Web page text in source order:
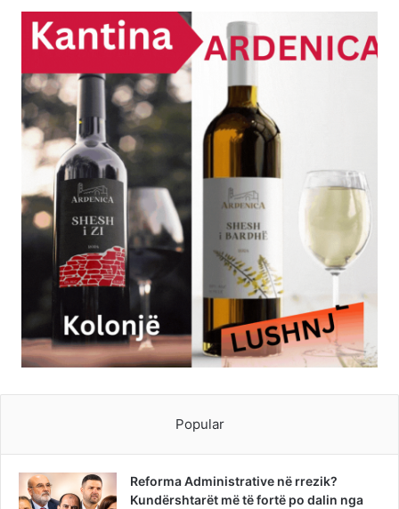
Popular
Reforma Administrative në rrezik?
Kundërshtarët më të fortë po dalin nga